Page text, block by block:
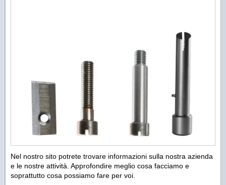
Nel nostro sito potrete trovare informazioni sulla nostra azienda
e le nostre attività. Approfondire meglio cosa facciamo e
soprattutto cosa possiamo fare per voi.